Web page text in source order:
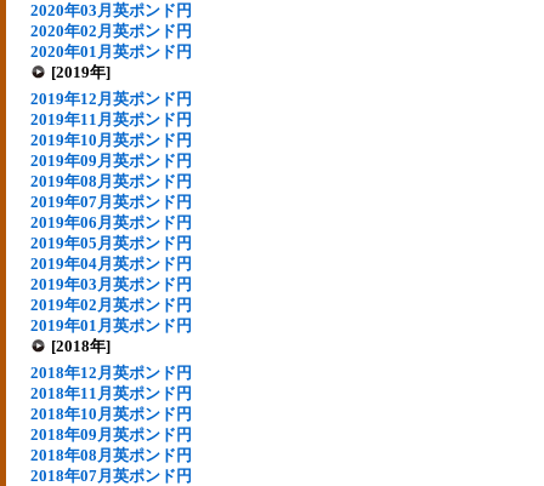
2020年03月英ポンド円
2020年02月英ポンド円
2020年01月英ポンド円
[2019年]
2019年12月英ポンド円
2019年11月英ポンド円
2019年10月英ポンド円
2019年09月英ポンド円
2019年08月英ポンド円
2019年07月英ポンド円
2019年06月英ポンド円
2019年05月英ポンド円
2019年04月英ポンド円
2019年03月英ポンド円
2019年02月英ポンド円
2019年01月英ポンド円
[2018年]
2018年12月英ポンド円
2018年11月英ポンド円
2018年10月英ポンド円
2018年09月英ポンド円
2018年08月英ポンド円
2018年07月英ポンド円